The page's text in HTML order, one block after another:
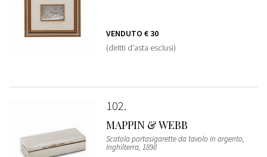
VENDUTO € 30
(diritti d'asta esclusi)
102
MAPPIN & WEBB
Scatola portasigarette da tavolo in argento,
Inghilterra, 1898